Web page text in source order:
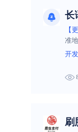
长
【
准
开
刷